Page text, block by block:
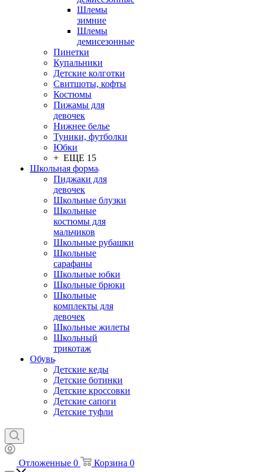
Шлемы
зимние
Шлемы
демисезонные
Пинетки
Купальники
Детские колготки
Свитшоты, кофты
Костюмы
Пижамы для
девочек
Нижнее белье
Туники, футболки
Юбки
+ ЕЩЕ 15
Школьная форма
Пиджаки для
девочек
Школьные блузки
Школьные
костюмы для
мальчиков
Школьные рубашки
Школьные
сарафаны
Школьные юбки
Школьные брюки
Школьные
комплекты для
девочек
Школьные жилеты
Школьный
трикотаж
Обувь
Детские кеды
Детские ботинки
Детские кроссовки
Детские сапоги
Детские туфли
Отложенные 0 Корзина 0